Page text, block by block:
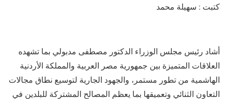
كتبت : سهيلة محمد
أشاد رئيس مجلس الوزراء الدكتور مصطفى مدبولي بما تشهده
العلاقات المتميزة بين جمهورية مصر العربية والمملكة الأردنية
الهاشمية من تطور مستمر، والجهود الجارية لتوسيع نطاق مجالات
التعاون الثنائي وتعميقها بما يعظم المصالح المشتركة للبلدين في